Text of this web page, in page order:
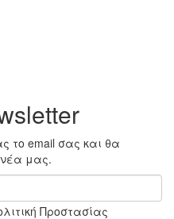
το email σας και θα
μας.
Προστασίας